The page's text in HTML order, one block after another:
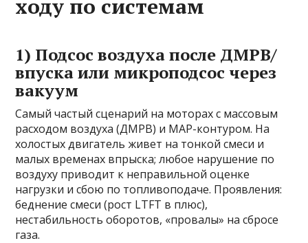
ходу по системам
1) Подсос воздуха после ДМРВ/
впуска или микроподсос через
вакуум
Самый частый сценарий на моторах с массовым
расходом воздуха (ДМРВ) и MAP-контуром. На
холостых двигатель живет на тонкой смеси и
малых временах впрыска; любое нарушение по
воздуху приводит к неправильной оценке
нагрузки и сбою по топливоподаче. Проявления:
беднение смеси (рост LTFT в плюс),
нестабильность оборотов, «провалы» на сбросе
газа.